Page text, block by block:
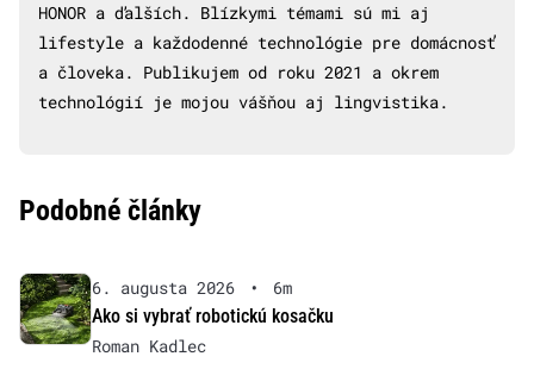
HONOR a ďalších. Blízkymi témami sú mi aj
lifestyle a každodenné technológie pre domácnosť
a človeka. Publikujem od roku 2021 a okrem
technológií je mojou vášňou aj lingvistika.
Podobné články
6. augusta 2026 •
6m
Ako si vybrať robotickú kosačku
Roman Kadlec